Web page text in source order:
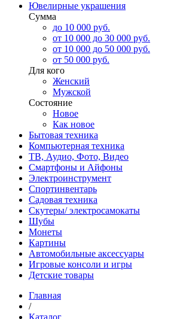
Ювелирные украшения
Сумма
до 10 000 руб.
от 10 000 до 30 000 руб.
от 10 000 до 50 000 руб.
от 50 000 руб.
Для кого
Женский
Мужской
Состояние
Новое
Как новое
Бытовая техника
Компьютерная техника
ТВ, Аудио, Фото, Видео
Смартфоны и Айфоны
Электроинструмент
Спортинвентарь
Садовая техника
Скутеры/ электросамокаты
Шубы
Монеты
Картины
Автомобильные аксессуары
Игровые консоли и игры
Детские товары
Главная
/
Каталог